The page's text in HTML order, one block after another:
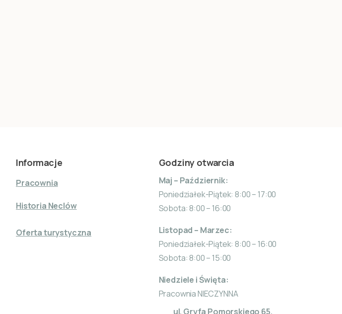
Informacje
Pracownia
Historia Neclów
Oferta turystyczna
Godziny otwarcia
Maj – Październik:
Poniedziałek-Piątek: 8:00 – 17:00
Sobota: 8:00 – 16:00
Listopad – Marzec:
Poniedziałek-Piątek: 8:00 – 16:00
Sobota: 8:00 – 15:00
Niedziele i Święta:
Pracownia NIECZYNNA
ul. Gryfa Pomorskiego 65,